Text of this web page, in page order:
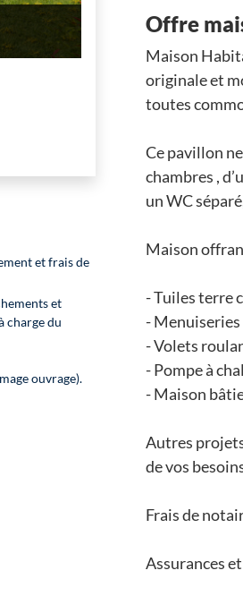
Offre
Maison
originale et
toutes
Ce pavillon
chambres ,
un WC
Maison
- Tuiles terre
-
- Volets
- Pompe à
- Maison
Autres
de vos
Frais de
Assurances
et frais de
et
charge du
ouvrage).